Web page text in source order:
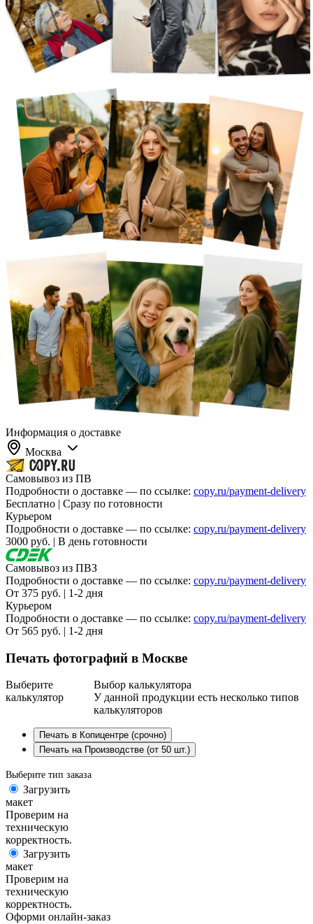
Вакансии
О компании
Написать директору
Арендодателям
Портфолио
Франшиза
Контакты
Информация о доставке
Москва
Самовывоз из ПВ
Подробности о доставке — по ссылке: copy.ru/payment-delivery
Бесплатно | Сразу по готовности
Курьером
Подробности о доставке — по ссылке: copy.ru/payment-delivery
3000 руб. | В день готовности
Самовывоз из ПВЗ
Подробности о доставке — по ссылке: copy.ru/payment-delivery
От 375 руб. | 1-2 дня
Курьером
Подробности о доставке — по ссылке: copy.ru/payment-delivery
От 565 руб. | 1-2 дня
Печать фотографий в Москве
Выберите
калькулятор
Выбор калькулятора
У данной продукции есть несколько типов
калькуляторов
Печать в Копицентре (срочно)
Печать на Производстве (от 50 шт.)
Выберите тип заказа
Загрузить
макет
Проверим на
техническую
корректность.
Загрузить
макет
Проверим на
техническую
корректность.
Оформи онлайн-заказ